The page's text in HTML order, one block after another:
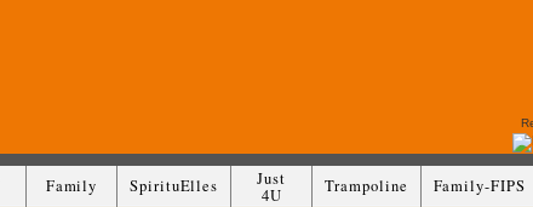
Family SpirituElles
Just
4U
Trampoline Family-FIPS